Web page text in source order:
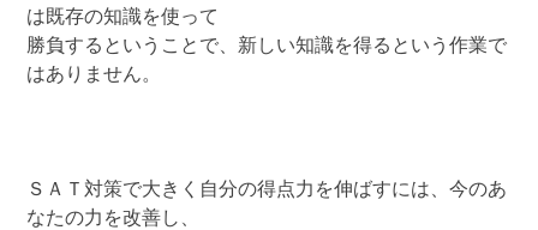
は既存の知識を使って
勝負するということで、新しい知識を得るという作業で
はありません。
ＳＡＴ対策で大きく自分の得点力を伸ばすには、今のあ
なたの力を改善し、